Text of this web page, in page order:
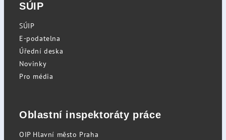
SÚIP
SÚIP
E-podatelna
Úřední deska
Novinky
Pro média
Oblastní inspektoráty práce
OIP Hlavní město Praha